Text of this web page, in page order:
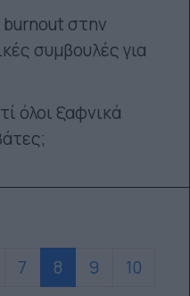
burnout στην
συμβουλές για
όλοι ξαφνικά
7 8 9
10